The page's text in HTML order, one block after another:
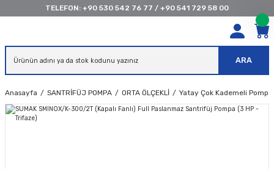
TELEFON: +90 530 542 76 77 / +90 541 729 58 00
ARA
Anasayfa SANTRİFÜJ POMPA ORTA ÖLÇEKLİ Yatay Çok Kademeli